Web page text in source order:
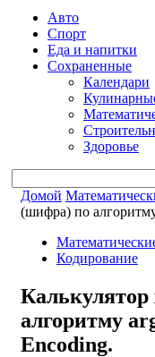
Авто
Спорт
Еда и напитки
Сохраненные
Календари
Здоровье
Домой
(шифра) по
Кодирование
алгоритму
Encoding.